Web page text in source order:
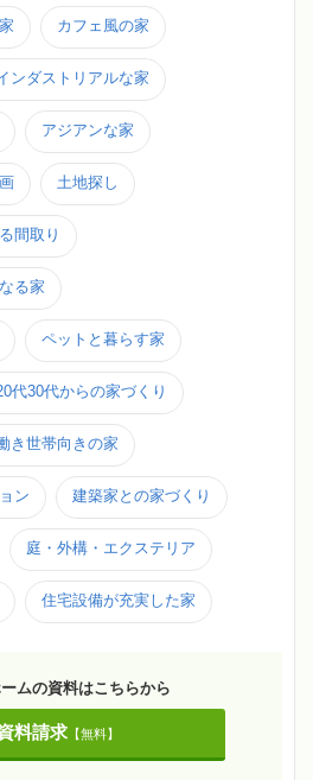
カフェ風の家
ンダストリアルな家
アジアンな家
土地探し
間取り
る家
ペットと暮らす家
代30代からの家づくり
き世帯向きの家
ン 建築家との家づくり
庭・外構・エクステリア
住宅設備が充実した家
ムの資料はこちらから
料請求【無料】